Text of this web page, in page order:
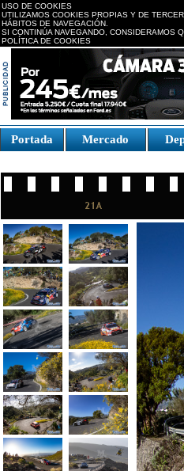
USO DE COOKIES
UTILIZAMOS COOKIES PROPIAS Y DE
HÁBITOS DE NAVEGACIÓN.
SI CONTINÚA NAVEGANDO, CONSIDERAMOS
POLÍTICA DE COOKIES
replica watches canada
Portada Mercado